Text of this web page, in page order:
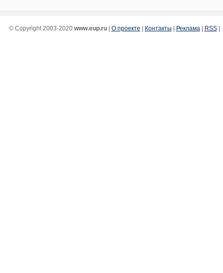
© Copyright 2003-2020 www.eup.ru| О проекте | Контакты | Реклама | RSS|